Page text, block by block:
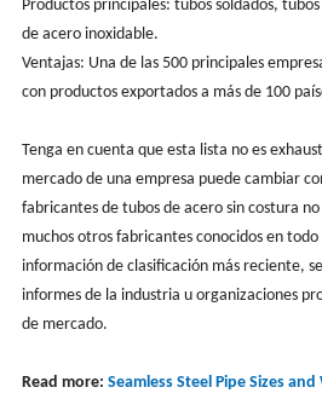
Productos principales: tubos soldados,
de acero inoxidable.
Ventajas: Una de las 500 principales
con productos exportados a más de 100
Tenga en cuenta que esta lista no es
mercado de una empresa puede cambiar
fabricantes de tubos de acero sin costura
muchos otros fabricantes conocidos en
información de clasificación más reciente,
informes de la industria u organizaciones
de mercado.
Read more: Seamless Steel Pipe Sizes